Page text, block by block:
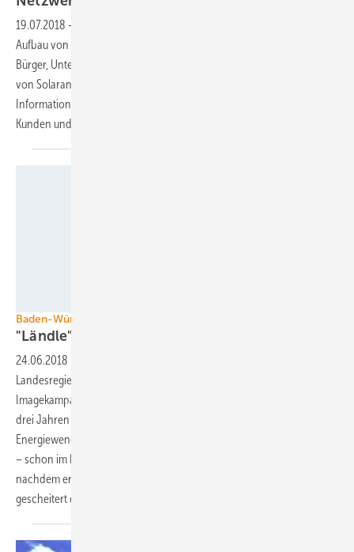
19.07.2018 -
Aufbau von Solarnetzwerken fördern. Diese haben die Aufgabe,
Bürger, Unternehmen und Institutionen bei der Planung und beim Bau
von Solaranlagen zu unterstützen. Zentrales Element sind
Informationsangebote, aber auch die direkte Vernetzung zwischen
Kunden und
Baden-Württemberg
"Ländle" kassiert
24.06.2018
Landesregierung in Baden-Württemberg will mit einer neuen
Imagekampagne im Wert von drei Millionen Euro in den kommenden
drei Jahren „neue Schwerpunkte bei der Vermittlung der
Energiewende setzen“. Umweltminister Franz Untersteller kündigte das
– schon im Koalitionsvertrag von 2016 vereinbarte – Projekt an, kurz
nachdem er das Ausbauziel des Landes für Windenergie offiziell für
gescheitert erklärt